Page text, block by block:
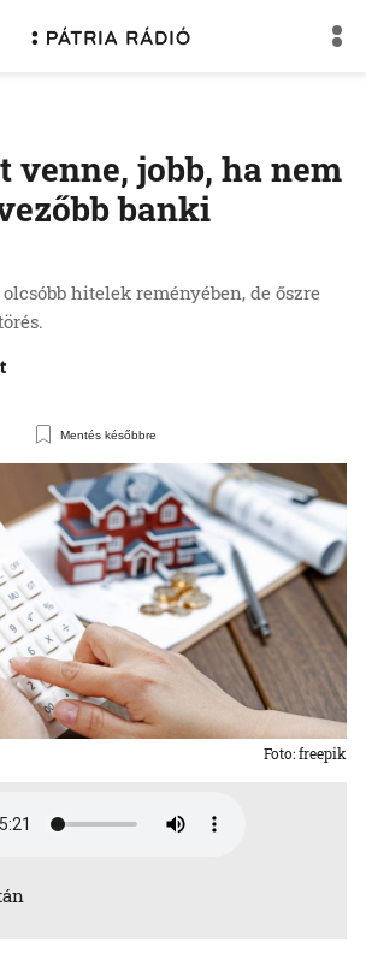
venne, jobb, ha nem
banki
hitelek reményében, de őszre
Mentés későbbre
Foto: freepik